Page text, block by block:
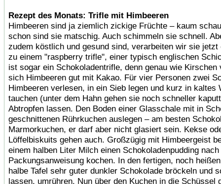
Rezept des Monats: Trifle mit Himbeeren
Himbeeren sind ja ziemlich zickige Früchte – kaum
schon sind sie matschig. Auch schimmeln sie schnell.
zudem köstlich und gesund sind, verarbeiten wir sie jetzt
zu einem "raspberry trifle", einer typisch englischen
ist sogar ein Schokoladentrifle, denn genau wie Kirschen
sich Himbeeren gut mit Kakao. Für vier Personen zwei
Himbeeren verlesen, in ein Sieb legen und kurz in kaltes
tauchen (unter dem Hahn gehen sie noch schneller
Abtropfen lassen. Den Boden einer Glasschale mit in
geschnittenen Rührkuchen auslegen – am besten
Marmorkuchen, er darf aber nicht glasiert sein. Kekse
Löffelbiskuits gehen auch. Großzügig mit Himbeergeist
einem halben Liter Milch einen Schokoladenpudding nach
Packungsanweisung kochen. In den fertigen, noch
halbe Tafel sehr guter dunkler Schokolade bröckeln und
lassen, umrühren. Nun über den Kuchen in die Schüssel